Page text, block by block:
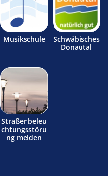
Musikschule
Schwäbisches
Donautal
Straßenbeleu
chtungsstöru
ng melden